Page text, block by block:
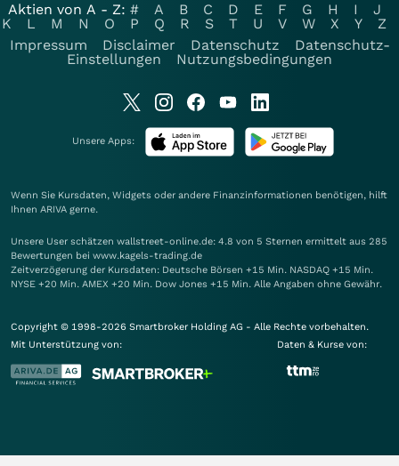
Aktien von A - Z: # A B C D E F G H I
J
K
L M N O P Q R S T U V W X Y
Z
Impressum
Disclaimer Datenschutz
Datenschutz-
Einstellungen
Nutzungsbedingungen
Unsere Apps:
Wenn Sie Kursdaten, Widgets oder andere Finanzinformationen benötigen, hilft
Ihnen ARIVA gerne.
Unsere User schätzen wallstreet-online.de: 4.8 von 5 Sternen ermittelt aus 285
Bewertungen bei www.kagels-trading.de
Zeitverzögerung der Kursdaten: Deutsche Börsen +15 Min. NASDAQ +15 Min.
NYSE +20 Min. AMEX +20 Min. Dow Jones +15 Min. Alle Angaben ohne Gewähr.
Copyright © 1998-2026 Smartbroker Holding AG - Alle Rechte vorbehalten.
Mit Unterstützung von:
Daten & Kurse von: